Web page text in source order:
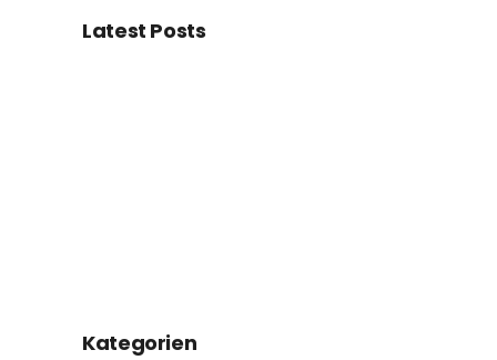
Latest Posts
Kategorien